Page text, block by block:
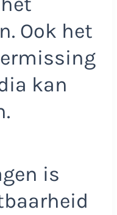
Ook het
kan
is